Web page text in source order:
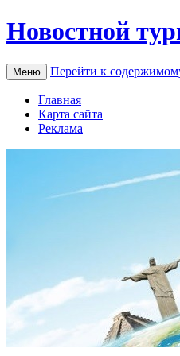
Новостной
Меню Перейти к
Главная
Карта сайта
Реклама